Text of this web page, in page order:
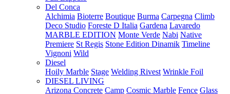
Del Conca
Alchimia Bioterre Boutique Burma Carpegna Climb
Deco Studio Foreste D Italia Gardena Lavaredo
MARBLE EDITION Monte Verde Nabi Native
Premiere St Regis Stone Edition Dinamik Timeline
Vignoni Wild
Diesel
Hoily Marble Stage Welding Rivest Wrinkle Foil
DIESEL LIVING
Arizona Concrete Camp Cosmic Marble Fence Glass